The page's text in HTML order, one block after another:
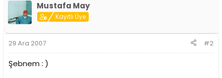
Mustafa May
Kayıtlı Üye
29 Ara 2007 #2
Şebnem : )